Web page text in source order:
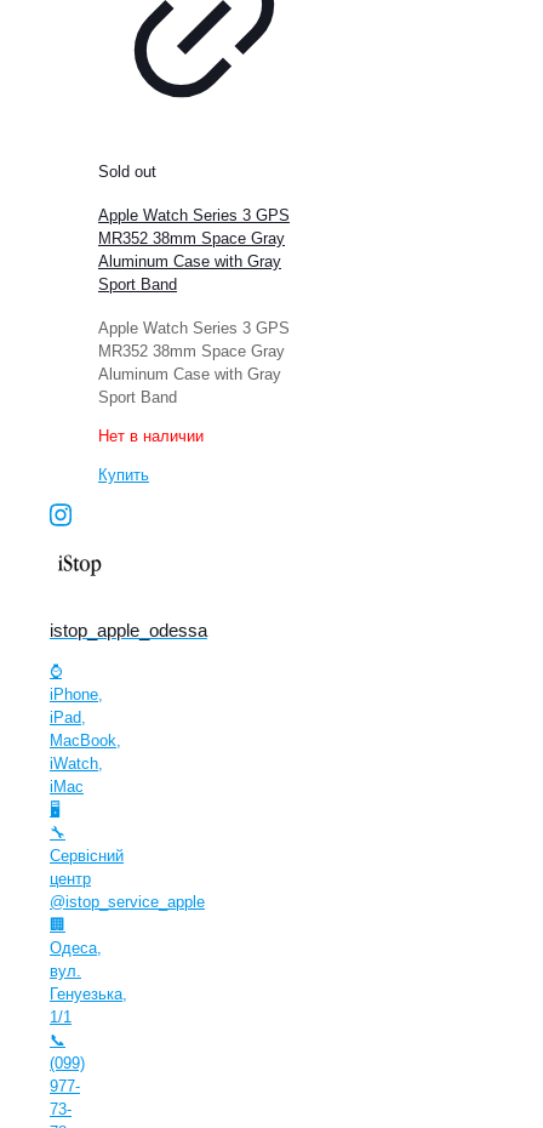
Sold out
Apple Watch Series 3 GPS
MR352 38mm Space Gray
Aluminum Case with Gray
Sport Band
Apple Watch Series 3 GPS
MR352 38mm Space Gray
Aluminum Case with Gray
Sport Band
Нет в наличии
Купить
istop_apple_odessa
⌚️
iPhone,
iPad,
MacBook,
iWatch,
iMac
🖥
🔧
Сервісний
центр
@istop_service_apple
🏢
Одеса,
вул.
Генуезька,
1/1
📞
(099)
977-
73-